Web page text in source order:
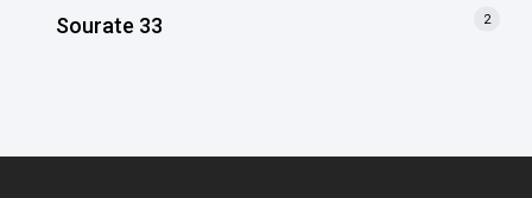
Sourate 33 2